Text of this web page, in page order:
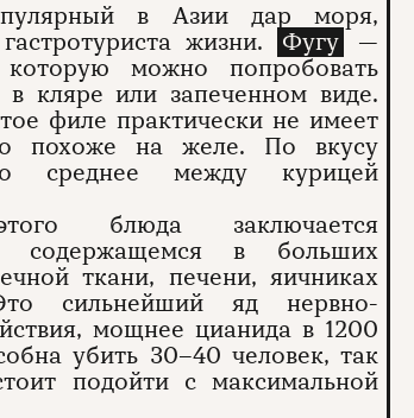
в Азии дар моря,
жизни.
Фугу
—
можно попробовать
кляре или запеченном виде.
филе практически не имеет
похоже на желе. По вкусу
среднее между курицей
блюда заключается
содержащемся в больших
ткани, печени, яичниках
сильнейший яд нервно-
мощнее цианида в 1200
убить 30–40 человек, так
подойти с максимальной